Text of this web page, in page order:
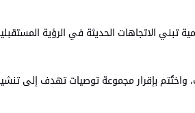
تبني الاتجاهات الحديثة في الرؤية
واختُتم بإقرار مجموعة توصيات تهدف إلى